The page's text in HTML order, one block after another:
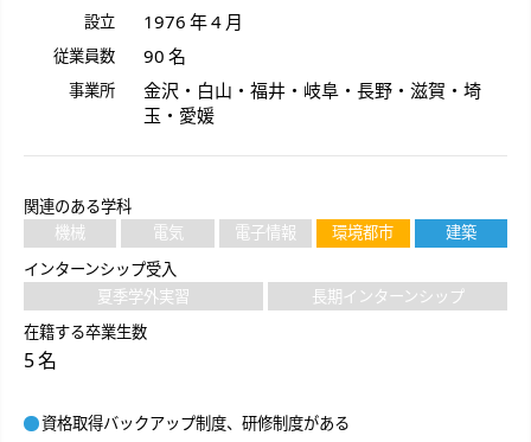
設立 1976 年 4 月
従業員数 90 名
事業所
金沢・白山・福井・岐阜・長野・滋賀・埼
玉・愛媛
関連のある学科
機械
電気 電子情報 環境都市
建築
インターンシップ受入
夏季学外実習
長期インターンシップ
在籍する卒業生数
5 名
資格取得バックアップ制度、研修制度がある